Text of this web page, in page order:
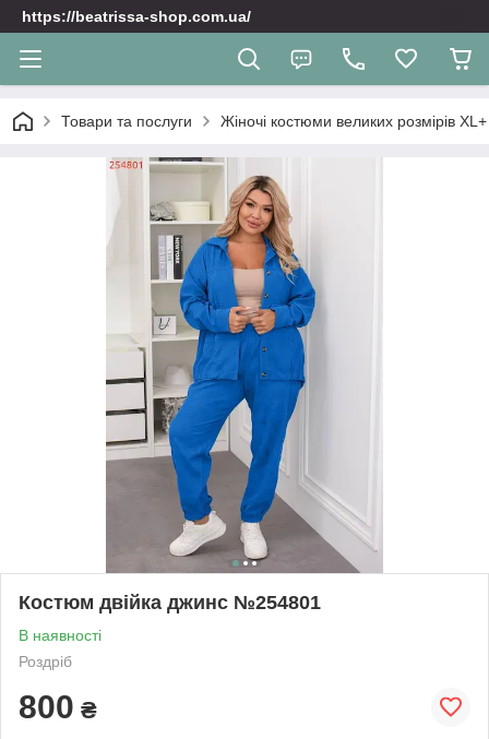
https://beatrissa-shop.com.ua/
Товари та послуги Жіночі костюми великих розмірів
Костюм двійка джинс №254801
В наявності
Роздріб
800 ₴